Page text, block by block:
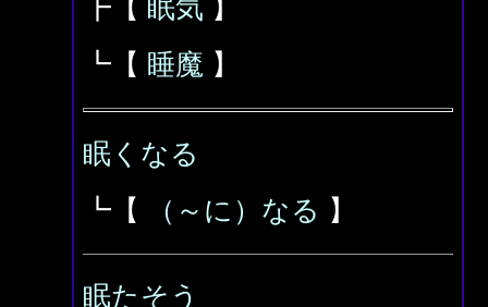
┣【 眠気 】
┗【 睡魔 】
眠くなる
┗【
（～に）なる 】
眠たそう